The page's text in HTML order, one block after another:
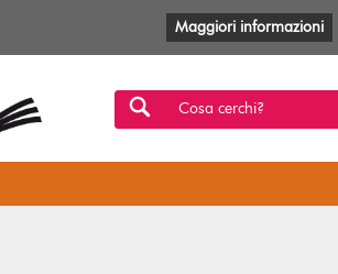
Facebook
Twitter
Cosa cerchi?
Maggiori informazioni